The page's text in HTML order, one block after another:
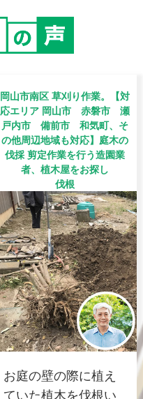
岡山市南区 草刈り作業。【対
応エリア 岡山市 赤磐市 瀬
戸内市 備前市 和気町、そ
の他周辺地域も対応】庭木の
伐採 剪定作業を行う造園業
者、植木屋をお探し
伐根
お庭の壁の際に植え
ていた植木を伐根い